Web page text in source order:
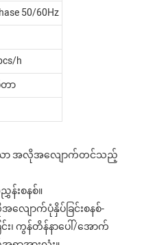
50/60Hz
h
တာ
ရှိသော အလိုအလျောက်တင်သည့်
န်းစနစ်။
လျောက်ပုံနှိပ်ခြင်းစနစ်-
း၊ ကွန်တိန်နာပေါ်/အောက်